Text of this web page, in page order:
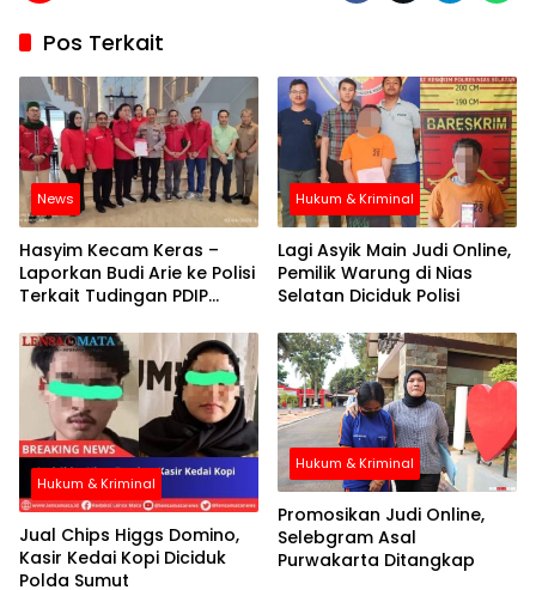
Pos Terkait
News
Hasyim Kecam Keras –
Laporkan Budi Arie ke Polisi
Terkait Tudingan PDIP
Hukum & Kriminal
Lagi Asyik Main Judi Online,
Pemilik Warung di Nias
Selatan Diciduk Polisi
Hukum & Kriminal
Jual Chips Higgs Domino,
Kasir Kedai Kopi Diciduk
Polda Sumut
Hukum & Kriminal
Promosikan Judi Online,
Selebgram Asal
Purwakarta Ditangkap